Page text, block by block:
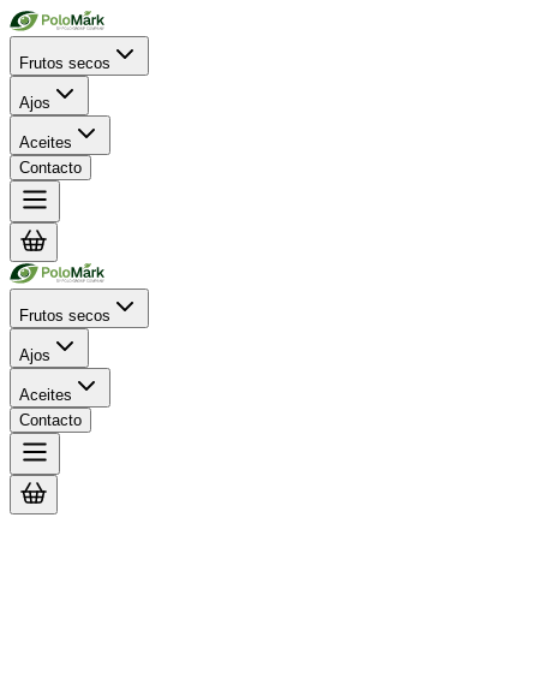
Frutos secos
Ajos
Aceites
Contacto
Frutos secos
Ajos
Aceites
Contacto